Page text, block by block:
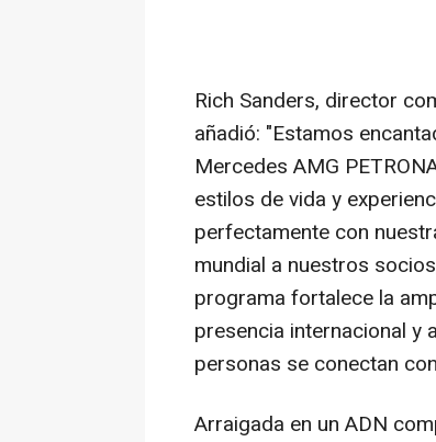
Rich Sanders, director
añadió: "Estamos
Mercedes AMG
estilos de vida y
perfectamente con
mundial a nuestros
programa fortalece la
presencia internacional y
personas se conectan
Arraigada en un ADN